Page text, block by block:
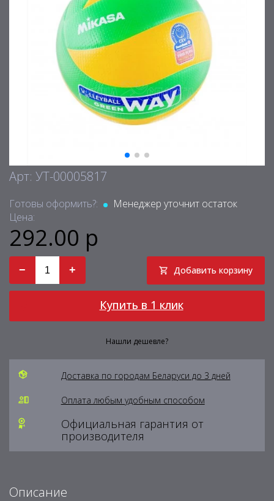
Арт: УТ-00005817
Готовы оформить?:
Менеджер уточнит остаток
Цена:
292.00 р
− + Добавить корзину
Купить в 1 клик
Нашли дешевле?
Доставка по городам Беларуси до 3 дней
Оплата любым удобным способом
Официальная гарантия от
производителя
Описание